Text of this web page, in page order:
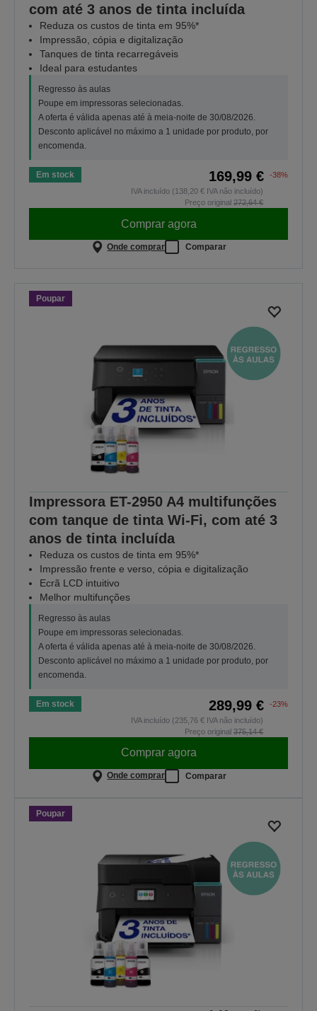
com até 3 anos de tinta incluída
Reduza os custos de tinta em 95%*
Impressão, cópia e digitalização
Tanques de tinta recarregáveis
Ideal para estudantes
Regresso às aulas
Poupe em impressoras selecionadas.
A oferta é válida apenas até à meia-noite de 30/08/2026.
Desconto aplicável no máximo a 1 unidade por produto, por
encomenda.
Em stock 169,99 €
-38%
IVA incluído (138,20 € IVA não incluído)
Preço original 272,64 €
Comprar agora
Onde comprar Comparar
Poupar
Impressora ET-2950 A4 multifunções
com tanque de tinta Wi-Fi, com até 3
anos de tinta incluída
Reduza os custos de tinta em 95%*
Impressão frente e verso, cópia e digitalização
Ecrã LCD intuitivo
Melhor multifunções
Regresso às aulas
Poupe em impressoras selecionadas.
A oferta é válida apenas até à meia-noite de 30/08/2026.
Desconto aplicável no máximo a 1 unidade por produto, por
encomenda.
Em stock 289,99 €
-23%
IVA incluído (235,76 € IVA não incluído)
Preço original 375,14 €
Comprar agora
Onde comprar Comparar
Poupar